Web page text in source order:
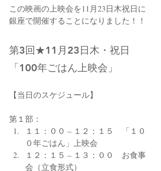
この映画の上映会を11月23日木祝日に
銀座で開催することになりました！！
第3回★11月23日木・祝日
「100年ごはん上映会」
【当日のスケジュール】
第１部：
１１：００ – １２：１５　「１０
０年ごはん」上映会
１２：１５ – １３：００　お食事
会（立食形式）